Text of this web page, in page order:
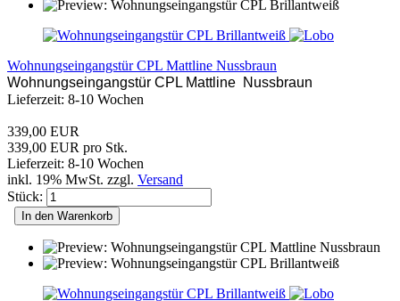
Wohnungseingangstür CPL Mattline Nussbraun
Wohnungseingangstür CPL Mattline Nussbraun
Lieferzeit: 8-10 Wochen
339,00 EUR
339,00 EUR pro Stk.
Lieferzeit: 8-10 Wochen
inkl. 19% MwSt. zzgl. Versand
Stück:
In den Warenkorb